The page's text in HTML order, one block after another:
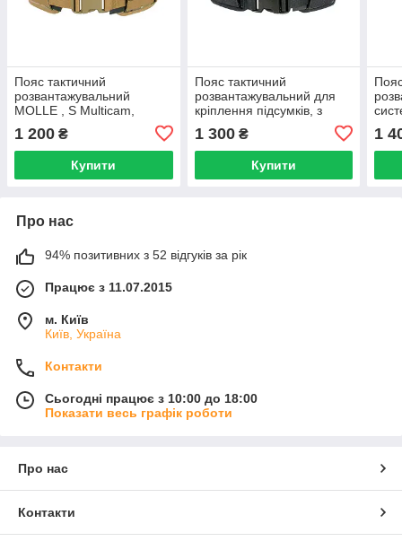
Пояс тактичний
розвантажувальний
MOLLE , S Multicam,
1 200 ₴
Купити
Пояс тактичний
розвантажувальний для
кріплення підсумків, з
MOLLE, M, MB, 8FIELDS
PREMIUM
1 300₴
Купити
MB,
1
Про нас
94% позитивних з 52 відгуків за рік
Працює з 11.07.2015
м. Київ
Київ, Україна
Контакти
Сьогодні працює з 10:00 до 18:00
Показати весь графік роботи
Про нас
Контакти